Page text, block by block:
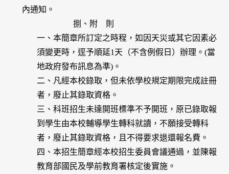
內通知。
捌、附 則
一、本簡章所訂定之時程，如因天災或其它因素必
須變更時，逕予順延1天（不含例假日）辦理。(當
地政府發布訊息為準)。
二、凡經本校錄取，但未依學校規定期限完成註冊
者，廢止其錄取資格。
三、科班招生未達開班標準不予開班，原已錄取報
到學生由本校輔導學生轉科就讀，不願接受轉科
者，廢止其錄取資格，且不得要求退還報名費。
四、本招生簡章經本校招生委員會議通過，並陳報
教育部國民及學前教育署核定後實施。